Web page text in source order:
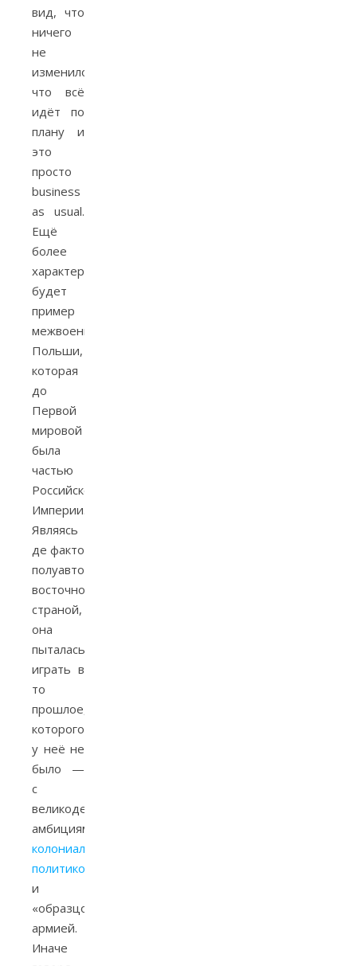
вид, что
ничего
не
изменилось,
что всё
идёт по
плану и
это
просто
business
as usual.
Ещё
более
характерным
будет
пример
межвоенной
Польши,
которая
до
Первой
мировой
была
частью
Российской
Империи.
Являясь
де факто
полуавторитарной
восточноевропейской
страной,
она
пыталась
играть в
то
прошлое,
которого
у неё не
было —
с
великодержавными
амбициями,
колониальной
политикой
и
«образцовой»
армией.
Иначе